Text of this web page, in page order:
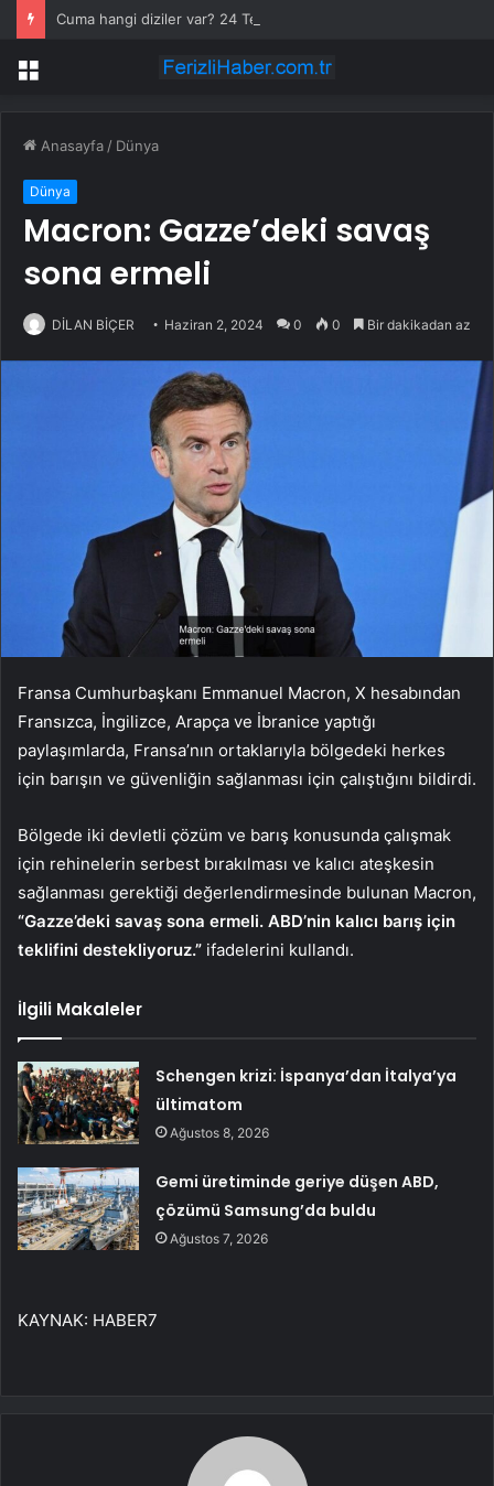
Menü
Anasayfa / Dünya
Dünya
Macron: Gazze’deki savaş
sona ermeli
DİLAN BİÇER Haziran 2, 2024 0 0 Bir dakikadan az
Fransa Cumhurbaşkanı Emmanuel Macron, X hesabından
Fransızca, İngilizce, Arapça ve İbranice yaptığı
paylaşımlarda, Fransa’nın ortaklarıyla bölgedeki herkes
için barışın ve güvenliğin sağlanması için çalıştığını bildirdi.
Bölgede iki devletli çözüm ve barış konusunda çalışmak
için rehinelerin serbest bırakılması ve kalıcı ateşkesin
sağlanması gerektiği değerlendirmesinde bulunan Macron,
“Gazze’deki savaş sona ermeli. ABD’nin kalıcı barış için
teklifini destekliyoruz.” ifadelerini kullandı.
İlgili Makaleler
Schengen krizi: İspanya’dan İtalya’ya
ültimatom
Ağustos 8, 2026
Gemi üretiminde geriye düşen ABD,
çözümü Samsung’da buldu
Ağustos 7, 2026
KAYNAK: HABER7